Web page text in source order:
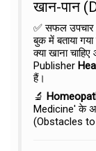
खान-पान
✅ सफल उपचार
बुक में बताया
क्या खाना
Publisher
हैं।
🔬
Medicine' के
(Obstacles to